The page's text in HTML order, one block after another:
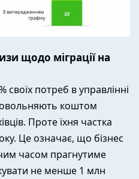
щодо міграції на
своїх потреб в управлінні
коштом
Проте їхня частка
Це означає, що бізнес
часом прагнутиме
не менше 1 млн